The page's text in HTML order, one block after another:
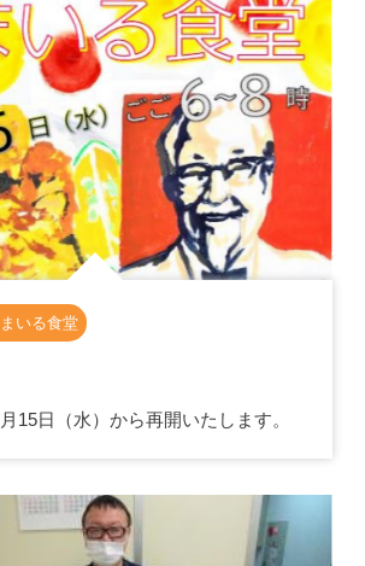
いる食堂
15日（水）から再開いたします。